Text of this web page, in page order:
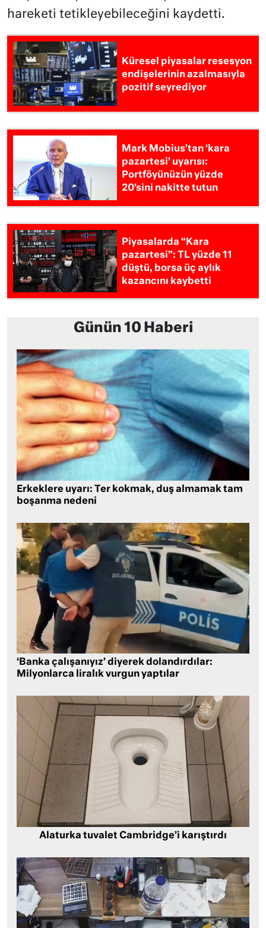
hareketi tetikleyebileceğini kaydetti.
Küresel piyasalar resesyon
endişelerinin azalmasıyla
pozitif seyrediyor
Mark Mobius’tan ‘kara
pazartesi’ uyarısı:
Portföyünüzün yüzde
20’sini nakitte tutun
Piyasalarda “Kara
pazartesi”: TL yüzde 11
düştü, borsa üç aylık
kazancını kaybetti
Günün 10 Haberi
Erkeklere uyarı: Ter kokmak, duş almamak tam
boşanma nedeni
‘Banka çalışanıyız’ diyerek dolandırdılar:
Milyonlarca liralık vurgun yaptılar
Alaturka tuvalet Cambridge’i karıştırdı